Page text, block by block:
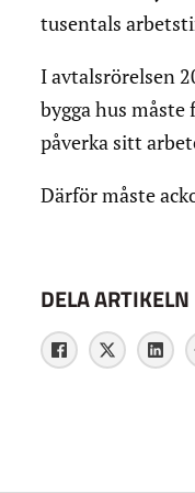
tusentals
I avtalsrörelsen
bygga hus måste
påverka sitt
Därför måste
DELA ARTIKELN